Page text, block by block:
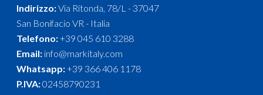
Indirizzo:Via Ritonda, 78/L - 37047
San Bonifacio VR - Italia
Telefono:+39 045 610 3288
Email: info@markitaly.com
Whatsapp:+39 366 406 1178
P.IVA:02458790231